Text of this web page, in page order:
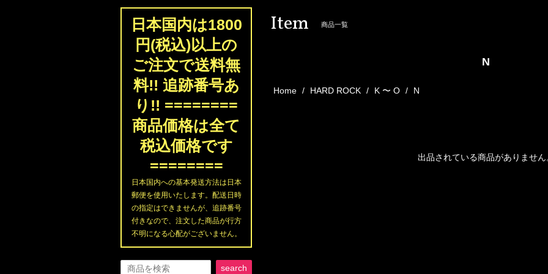
Item 商品一覧
N
Home HARD ROCK K 〜 O N
出品されている商品がありません
日本国内は1800
円(税込)以上の
ご注文で送料無
料!! 追跡番号あ
り!! ========
商品価格は全て
税込価格です
========
日本国内への基本発送方法は日本
郵便を使用いたします。配送日時
の指定はできませんが、追跡番号
付きなので、注文した商品が行方
不明になる心配がございません。
search